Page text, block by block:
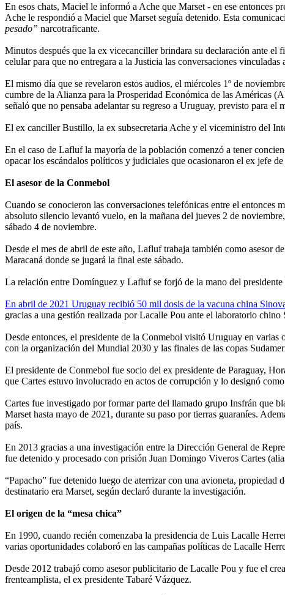
En esos chats, Maciel le informó a Ache que Marset - en ese entonces
Ache le respondió a Maciel que Marset seguía detenido. Esta
pesado” narcotraficante.
Minutos después que la ex vicecanciller brindara su declaración ante el
celular para que no entregara a la Justicia las conversaciones vinculadas
El mismo día que se revelaron estos audios, el miércoles 1º de
cumbre de la Alianza para la Prosperidad Económica de las Américas
señaló que no pensaba adelantar su regreso a Uruguay, previsto para el
El ex canciller Bustillo, la ex subsecretaria Ache y el viceministro del
En el caso de Lafluf la mayoría de la población comenzó a tener
opacar los escándalos políticos y judiciales que ocasionaron el ex jefe
El asesor de la Conmebol
Cuando se conocieron las conversaciones telefónicas entre el
absoluto silencio levantó vuelo, en la mañana del jueves 2 de
sábado 4 de noviembre.
Desde el mes de abril de este año, Lafluf trabaja también como asesor
Maracaná donde se jugará la final este sábado.
La relación entre Domínguez y Lafluf se forjó de la mano del
En abril de 2021 Uruguay recibió 50 mil dosis de la vacuna china
gracias a una gestión realizada por Lacalle Pou ante el laboratorio
Desde entonces, el presidente de la Conmebol visitó Uruguay en
con la organización del Mundial 2030 y las finales de las copas
El presidente de Conmebol fue socio del ex presidente de Paraguay,
que Cartes estuvo involucrado en actos de corrupción y lo designó como
Cartes fue investigado por formar parte del llamado grupo Insfrán que
Marset hasta mayo de 2021, durante su paso por tierras guaraníes.
país.
En 2013 gracias a una investigación entre la Dirección General de
fue detenido y procesado con prisión Juan Domingo Viveros Cartes
“Papacho” fue detenido luego de aterrizar con una avioneta,
destinatario era Marset, según declaró durante la investigación.
El origen de la “mesa chica”
En 1990, cuando recién comenzaba la presidencia de Luis Lacalle
varias oportunidades colaboró en las campañas políticas de Lacalle
Desde 2012 trabajó como asesor publicitario de Lacalle Pou y fue el
frenteamplista, el ex presidente Tabaré Vázquez.